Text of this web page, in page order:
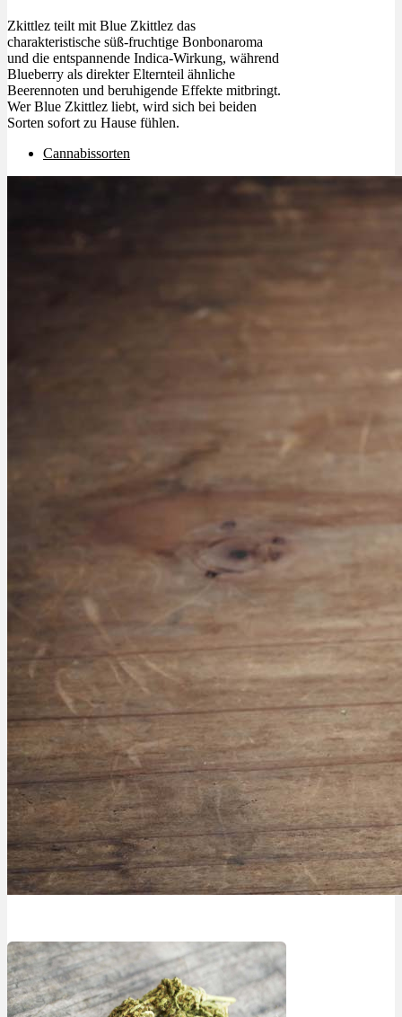
Zkittlez teilt mit Blue Zkittlez das
charakteristische süß-fruchtige Bonbonaroma
und die entspannende Indica-Wirkung, während
Blueberry als direkter Elternteil ähnliche
Beerennoten und beruhigende Effekte mitbringt.
Wer Blue Zkittlez liebt, wird sich bei beiden
Sorten sofort zu Hause fühlen.
Cannabissorten